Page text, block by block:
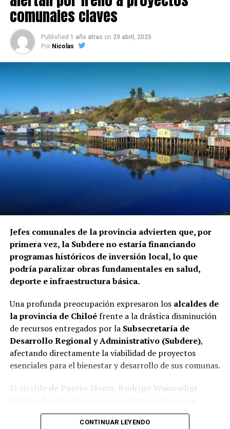
comunales claves
Published 1 año atras on 29 abril, 2025
Por Nicolas
Jefes comunales de la provincia advierten que, por
primera vez, la Subdere no estaría financiando
programas históricos de inversión local, lo que
podría paralizar obras fundamentales en salud,
deporte e infraestructura básica.
Una profunda preocupación expresaron los alcaldes de
la provincia de Chiloéfrente a la drástica disminución
de recursos entregados por la Subsecretaría de
Desarrollo Regional y Administrativo (Subdere),
afectando directamente la viabilidad de proyectos
esenciales para el bienestar y desarrollo de sus comunas.
El alca lde de Puerto Montt, Rodrigo Wainraihgt
denunciar públicamente que la Subdere no cuenta con
fondos para financiar iniciativas del Programa de
CONTINUAR LEYENDO